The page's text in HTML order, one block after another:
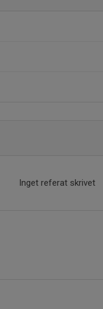
Inget referat skrivet